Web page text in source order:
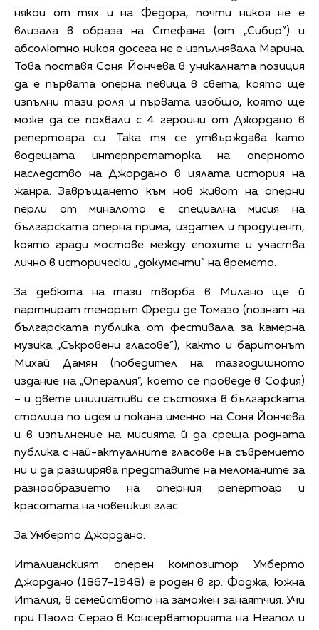
някои от тях и на Федора, почти никоя не е
влизала в образа на Стефана (от „Сибир”) и
абсолютно никоя досега не е изпълнявала Марина.
Това поставя Соня Йончева в уникалната позиция
да е първата оперна певица в света, която ще
изпълни тази роля и първата изобщо, която ще
може да се похвали с 4 героини от Джордано в
репертоара си. Така тя се утвърждава като
водещата интерпретаторка на оперното
наследство на Джордано в цялата история на
жанра. Завръщането към нов живот на оперни
перли от миналото е специална мисия на
българската оперна прима, издател и продуцент,
която гради мостове между епохите и участва
лично в исторически „документи” на времето.
За дебюта на тази творба в Милано ще й
партнират тенорът Фреди де Томазо (познат на
българската публика от фестивала за камерна
музика „Съкровени гласове”), както и баритонът
Михай Дамян (победител на тазгодишното
издание на „Опералия”, което се проведе в София)
– и двете инициативи се състояха в българската
столица по идея и покана именно на Соня Йончева
и в изпълнение на мисията й да среща родната
публика с най-актуалните гласове на съвремието
ни и да разширява представите на меломаните за
разнообразието на оперния репертоар и
красотата на човешкия глас.
За Умберто Джордано:
Италианският оперен композитор Умберто
Джордано (1867–1948) е роден в гр. Фоджа, южна
Италия, в семейството на заможен занаятчия. Учи
при Паоло Серао в Консерваторията на Неапол и